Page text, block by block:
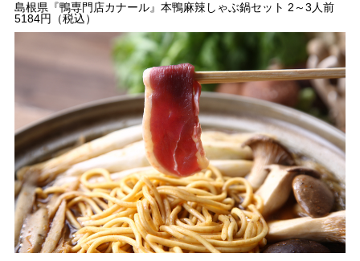
島根県『鴨専門店カナール』本鴨麻辣しゃぶ鍋セット 2～3人前
5184円（税込）